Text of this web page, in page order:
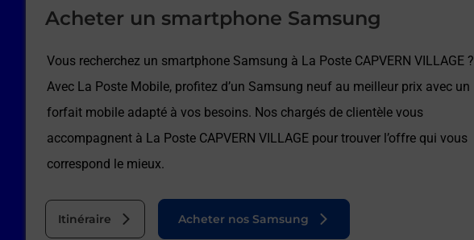
Acheter un smartphone Samsung
Vous recherchez un smartphone Samsung à La Poste CAPVERN VILLAGE ?
Avec La Poste Mobile, profitez d’un Samsung neuf au meilleur prix avec un
forfait mobile adapté à vos besoins. Nos chargés de clientèle vous
accompagnent à La Poste CAPVERN VILLAGE pour trouver l’offre qui vous
correspond le mieux.
Itinéraire Acheter nos Samsung